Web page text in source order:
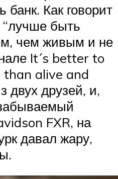
банк. Как говорит
быть
чем живым и не
It´s better to
than alive and
двух друзей, и,
FXR, на
давал жару,